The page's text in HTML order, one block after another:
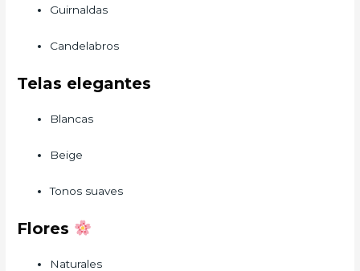
Guirnaldas
Candelabros
Telas elegantes
Blancas
Beige
Tonos suaves
Flores
Naturales